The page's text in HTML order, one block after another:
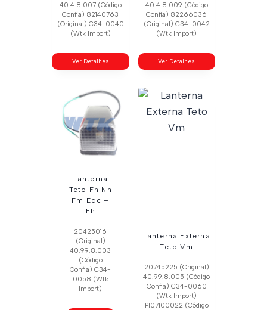
40.4.8.007 (Código
Confia) 82140763
(Original) C34-0040
(Wtk Import)
Ver Detalhes
40.4.8.009 (Código
Confia) 82266036
(Original) C34-0042
(Wtk Import)
Ver Detalhes
Lanterna
Teto Fh Nh
Fm Edc –
Fh
20425016
(Original)
40.99.8.003
(Código
Confia) C34-
0058 (Wtk
Import)
Lanterna Externa
Teto Vm
20745225 (Original)
40.99.8.005 (Código
Confia) C34-0060
(Wtk Import)
Pl07100022 (Código